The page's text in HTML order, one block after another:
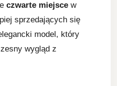
czwarte miejsce w
sprzedających się
model, który
wygląd z